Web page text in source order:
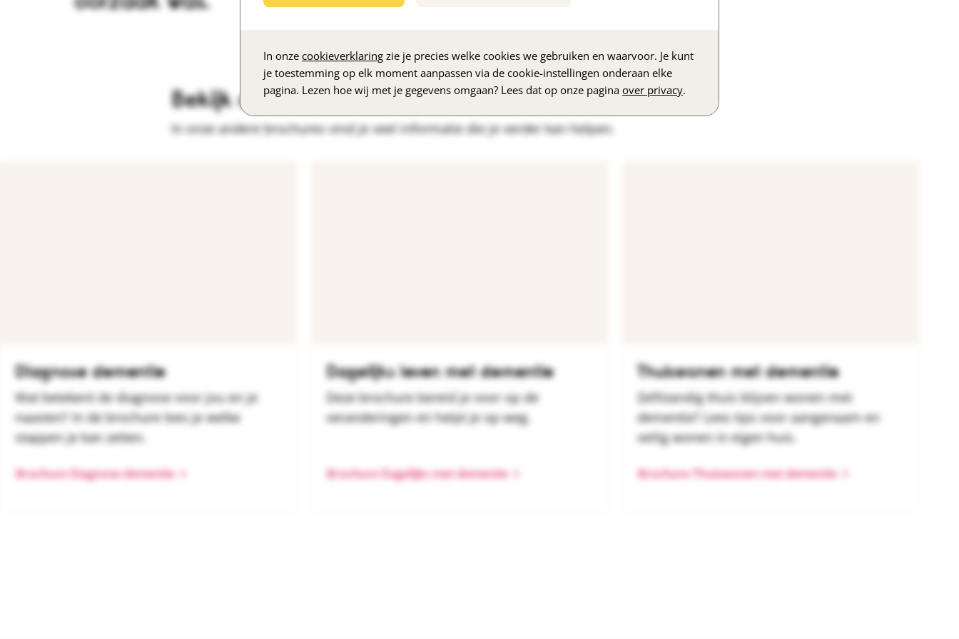
In onze cookieverklaring zie je precies welke cookies we gebruiken en waarvoor. Je kunt
je toestemming op elk moment aanpassen via de cookie-instellingen onderaan elke
pagina. Lezen hoe wij met je gegevens omgaan? Lees dat op onze pagina over privacy.
Bekijk andere brochures
In onze andere brochures vind je veel informatie die je verder kan helpen.
Diagnose dementie
Wat betekent de diagnose voor jou en je
naasten? In de brochure lees je welke
stappen je kan zetten.
Brochure Diagnose dementie
Dagelijks leven met dementie
Deze brochure bereid je voor op de
veranderingen en helpt je op weg.
Brochure Dagelijks met dementie
Thuiswonen met dementie
Zelfstandig thuis blijven wonen met
dementie? Lees tips voor aangenaam en
veilig wonen in eigen huis.
Brochure Thuiswonen met dementie